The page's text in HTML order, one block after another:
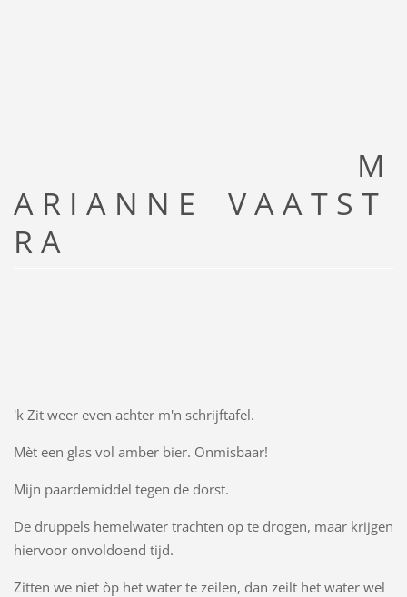
M
A R I A N N E V A A T S T
R A
'k Zit weer even achter m'n schrijftafel.
Mèt een glas vol amber bier. Onmisbaar!
Mijn paardemiddel tegen de dorst.
De druppels hemelwater trachten op te drogen, maar krijgen
hiervoor onvoldoend tijd.
Zitten we niet òp het water te zeilen, dan zeilt het water wel